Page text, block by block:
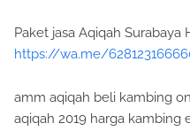
Paket jasa Aqiqah Surabaya
https://wa.me/
amm aqiqah beli kambing
aqiqah 2019 harga kambing